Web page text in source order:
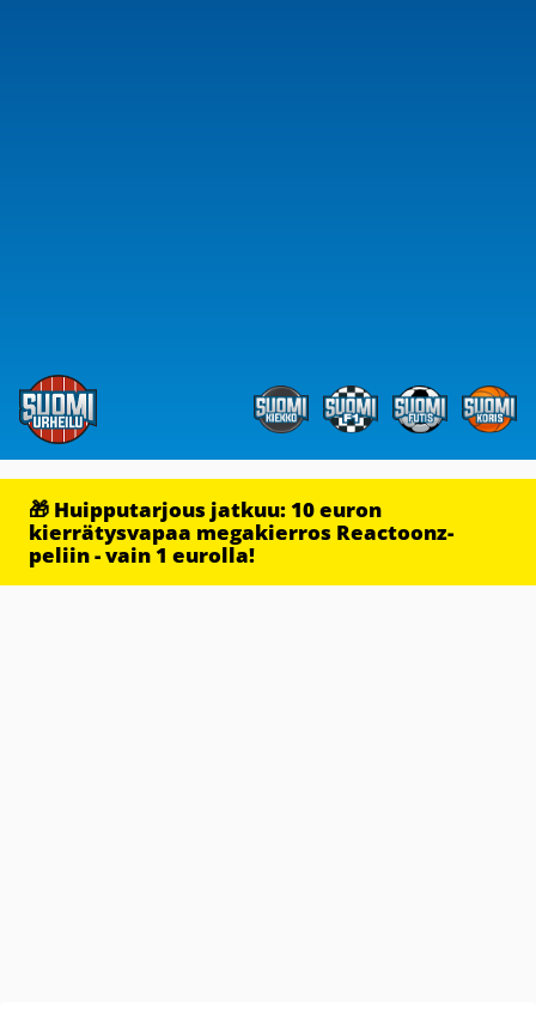
🎁 Huipputarjous jatkuu: 10 euron
kierrätysvapaa megakierros Reactoonz-
peliin - vain 1 eurolla!